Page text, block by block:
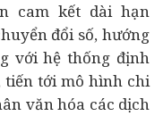
cam kết dài hạn
đổi số, hướng
với hệ thống định
tiến tới mô hình chi
văn hóa các dịch